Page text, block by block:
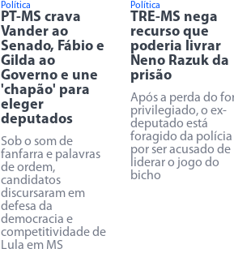
Política
PT-MS crava
Vander ao
Senado, Fábio e
Gilda ao
Governo e une
'chapão' para
eleger
deputados
Sob o som de
fanfarra e palavras
de ordem,
candidatos
discursaram em
defesa da
democracia e
competitividade de
Lula em MS
Política
TRE-MS nega
recurso que
poderia livrar
Neno Razuk da
prisão
Após a perda do
privilegiado, o ex-
deputado está
foragido da polícia
por ser acusado de
liderar o jogo do
bicho